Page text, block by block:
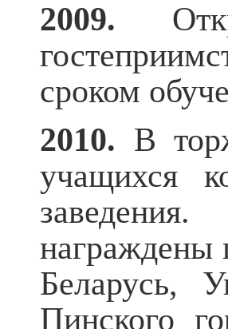
2009.
сроком
2010. В
учащихся
награждены
Беларусь,
Пинского